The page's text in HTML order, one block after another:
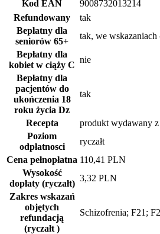
Kod EAN
9008732013214
Refundowany
tak
Bepłatny dla
seniorów 65+
tak, we
Bepłatny dla
kobiet w ciąży C
nie
Bepłatny dla
pacjentów do
ukończenia 18
roku życia Dz
tak
Recepta
produkt wydawany
Poziom
odpłatnosci
ryczałt
Cena pełnopłatna 110,41 PLN
Wysokość
dopłaty (ryczałt)
3,32 PLN
Zakres wskazań
objętych
refundacją
(ryczałt )
Schizofrenia; F21;